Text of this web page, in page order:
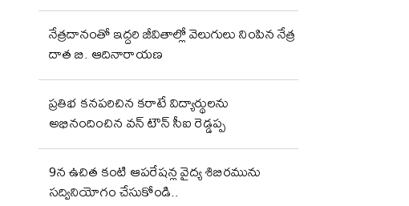
నేత్రదానంతో ఇద్దరి జీవితాల్లో వెలుగులు నింపిన నేత్ర
దాత బి. ఆదినారాయణ
ప్రతిభ కనపరిచిన కరాటే విద్యార్థులను
అభినందించిన వన్ టౌన్ సీఐ రెడ్డప్ప
9న ఉచిత కంటి ఆపరేషన్ల వైద్య శిబిరమును
సద్వినియోగం చేసుకోండి..